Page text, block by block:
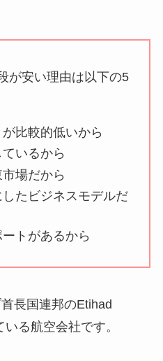
が安い理由は以下の5
比較的低いから
いるから
場だから
たビジネスモデルだ
トがあるから
長国連邦のEtihad
る航空会社です。